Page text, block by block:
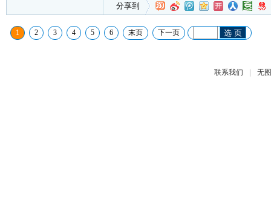
分享到
1 2 3 4 5 6 末页 下一页 选 页
联系我们 | 无